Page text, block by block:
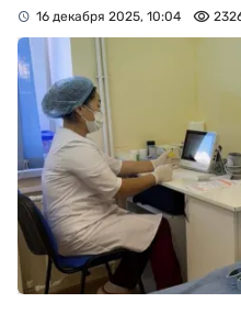
16 декабря 2025, 10:04